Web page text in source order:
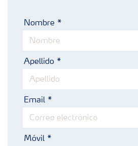
Nombre
Apellido
Email
Móvil